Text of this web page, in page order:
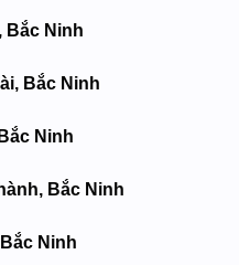
Bắc Ninh
Bắc Ninh
Ninh
Bắc Ninh
Ninh